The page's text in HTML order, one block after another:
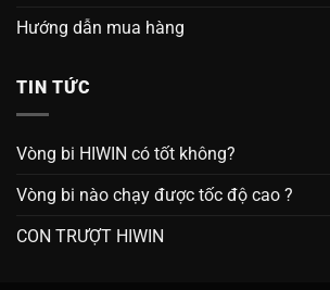
Hướng dẫn mua hàng
TIN TỨC
Vòng bi HIWIN có tốt không?
Vòng bi nào chạy được tốc độ cao ?
CON TRƯỢT HIWIN